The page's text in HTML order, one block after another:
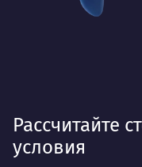
Рассчитайте
условия